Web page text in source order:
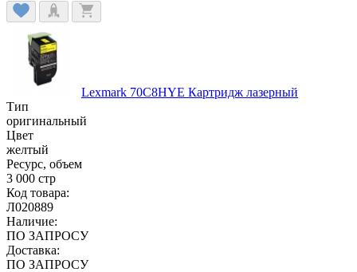
Lexmark 70C8HYE Картридж лазерный
Тип
оригинальный
Цвет
желтый
Ресурс, объем
3 000 стр
Код товара:
Л020889
Наличие:
ПО ЗАПРОСУ
Доставка:
ПО ЗАПРОСУ